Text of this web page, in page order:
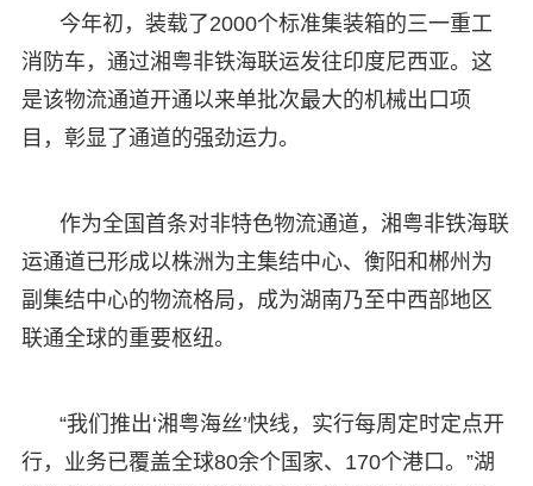
今年初，装载了2000个标准集装箱的三一重工
消防车，通过湘粤非铁海联运发往印度尼西亚。这
是该物流通道开通以来单批次最大的机械出口项
目，彰显了通道的强劲运力。
作为全国首条对非特色物流通道，湘粤非铁海联
运通道已形成以株洲为主集结中心、衡阳和郴州为
副集结中心的物流格局，成为湖南乃至中西部地区
联通全球的重要枢纽。
“我们推出‘湘粤海丝’快线，实行每周定时定点开
行，业务已覆盖全球80余个国家、170个港口。”湖